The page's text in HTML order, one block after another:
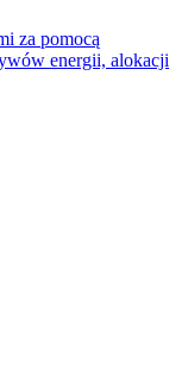
za pomocą
energii, alokacji